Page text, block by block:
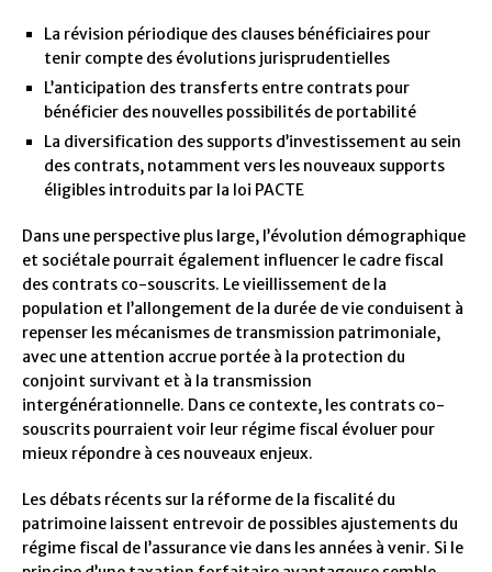
La révision périodique des clauses bénéficiaires pour
tenir compte des évolutions jurisprudentielles
L’anticipation des transferts entre contrats pour
bénéficier des nouvelles possibilités de portabilité
La diversification des supports d’investissement au sein
des contrats, notamment vers les nouveaux supports
éligibles introduits par la loi PACTE
Dans une perspective plus large, l’évolution démographique
et sociétale pourrait également influencer le cadre fiscal
des contrats co-souscrits. Le vieillissement de la
population et l’allongement de la durée de vie conduisent à
repenser les mécanismes de transmission patrimoniale,
avec une attention accrue portée à la protection du
conjoint survivant et à la transmission
intergénérationnelle. Dans ce contexte, les contrats co-
souscrits pourraient voir leur régime fiscal évoluer pour
mieux répondre à ces nouveaux enjeux.
Les débats récents sur la réforme de la fiscalité du
patrimoine laissent entrevoir de possibles ajustements du
régime fiscal de l’assurance vie dans les années à venir. Si le